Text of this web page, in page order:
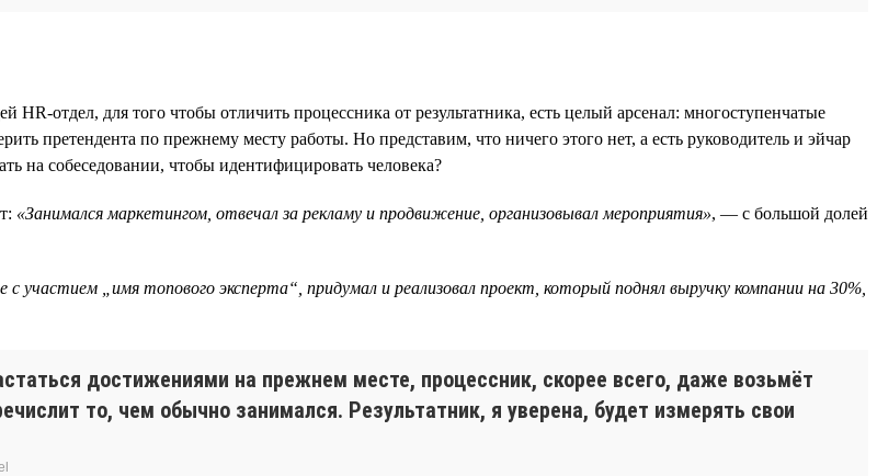
отдел, для того чтобы отличить процессника от результатника, есть целый арсенал: многоступенчатые
претендента по прежнему месту работы. Но представим, что ничего этого нет, а есть руководитель и эйчар
на собеседовании, чтобы идентифицировать человека?
«Занимался маркетингом, отвечал за рекламу и продвижение, организовывал мероприятия», — с большой долей
участием „имя топового эксперта“, придумал и реализовал проект, который поднял выручку компании на 30%,
достижениями на прежнем месте, процессник, скорее всего, даже возьмёт
то, чем обычно занимался. Результатник, я уверена, будет измерять свои